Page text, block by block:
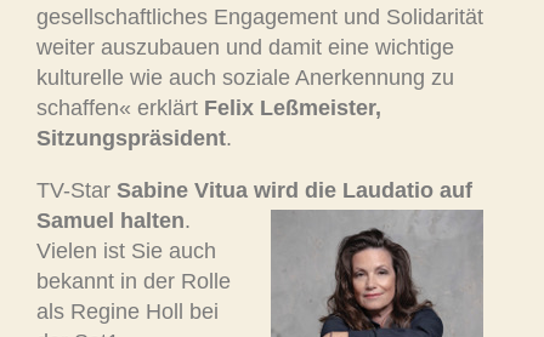
gesellschaftliches Engagement und Solidarität
weiter auszubauen und damit eine wichtige
kulturelle wie auch soziale Anerkennung zu
schaffen« erklärt Felix Leßmeister,
Sitzungspräsident.
TV-Star Sabine Vitua wird die Laudatio auf
Samuel halten.
Vielen ist Sie auch
bekannt in der Rolle
als Regine Holl bei